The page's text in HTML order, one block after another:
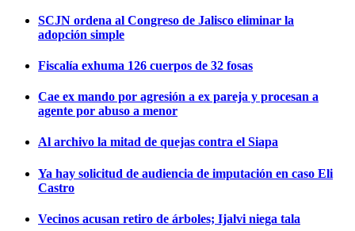
SCJN ordena al Congreso de Jalisco eliminar la
adopción simple
Fiscalía exhuma 126 cuerpos de 32 fosas
Cae ex mando por agresión a ex pareja y procesan a
agente por abuso a menor
Al archivo la mitad de quejas contra el Siapa
Ya hay solicitud de audiencia de imputación en caso Eli
Castro
Vecinos acusan retiro de árboles; Ijalvi niega tala